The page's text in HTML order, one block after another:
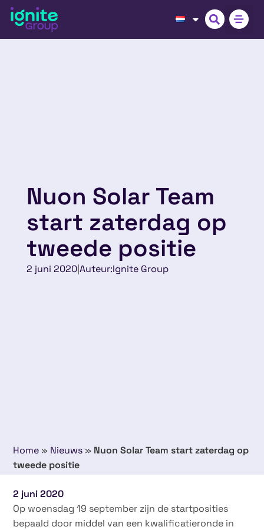
Nuon Solar Team
start zaterdag op
tweede positie
2 juni 2020|Auteur:Ignite Group
Home » Nieuws » Nuon Solar Team start zaterdag op
tweede positie
2 juni 2020
Op woensdag 19 september zijn de startposities
bepaald door middel van een kwalificatieronde in